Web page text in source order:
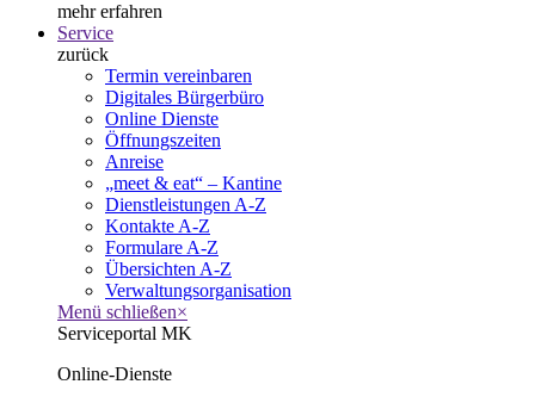
mehr erfahren
Service
zurück
Termin vereinbaren
Digitales Bürgerbüro
Online Dienste
Öffnungszeiten
Anreise
„meet & eat“ – Kantine
Dienstleistungen A-Z
Kontakte A-Z
Formulare A-Z
Übersichten A-Z
Verwaltungsorganisation
Menü schließen×
Serviceportal MK
Online-Dienste